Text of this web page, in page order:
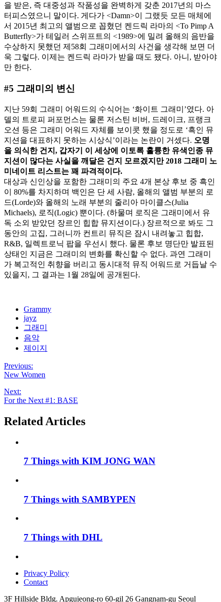
을 받은, 즉 대중성과 작품성을 완벽하게 갖춘 2017년의 마스
터피스였으니 말이다. 게다가 <Damn>이 그랬듯 모든 매체에
서 2015년 최고의 앨범으로 꼽혔던 켄드릭 라마의 <To Pimp A
Butterfly>가 테일러 스위프트의 <1989>에 밀려 올해의 음반을
수상하지 못했던 제58회 그래미에서의 사건을 생각해 보면 더
욱 그렇다. 이제는 켄드릭 라마가 받을 때도 됐다. 아니, 받아야
만 한다.
#5 그래미의 변신
지난 59회 그래미 어워드의 수식어는 ‘화이트 그래미’였다. 아
델의 트로피 퍼포먼스는 물론 저스틴 비버, 드레이크, 프랭크
오션 등은 그래미 어워드 자체를 보이콧 했을 정도로 ‘흑인 뮤
지션을 대표하지 못하는 시상식’이라는 논란이 거셌다. 오명
을 의식한 건지 , 갑자기 이 세상에 이토록 훌륭한 유색인종 뮤
지션이
많다는 사실을 깨달은 건지 모르겠지만2018 그래미
노
미네이트 리스트는 꽤 파격적이다.
대상과 신인상을 포함한 그래미의 주요 4개 본상 후보 중 흑인
이 80%를 차지하며 백인은 단 세 사람, 올해의 앨범 부분의 로
드(Lorde)와 올해의 노래 부분의 줄리아 마이클스(Julia
Michaels), 로직(Logic) 뿐이다. (하물며 로직은 그래미에서 유
독 소외 받았던 장르인 힙합 뮤지션이다.) 장르적으로 봐도 그
동안의 고집, 그러니까 컨트리 뮤직은 잠시 내려놓고 힙합,
R&B, 일렉트로닉 팝을 우선시 했다. 물론 후보 명단만 발표된
상태인 지금은 그래미의 변화를 확신할 수 없다. 과연 그래미
가 복고적인 취향을 버리고 동시대적 뮤직 어워드로 거듭날 수
있을지, 그 결과는 1월 28일에 공개된다.
Grammy
jayz
그래미
음악
제이지
Previous:
New Women
Next:
For the Next #1: BASE
Related Articles
7 Things with KIM JONG WAN
7 Things with SAMBYPEN
7 Things with DHL
Privacy Policy
Contact
3F Hillside Bldg. Apgujeong-ro 60-gil 26 Gangnam-gu Seoul